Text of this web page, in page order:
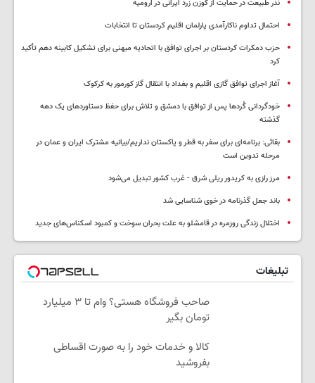
نذر طبیعت در حمایت از گوزن زرد ایرانی در ارومیه
احتمال تداوم ناکارآمدی پارلمان اقلیم کردستان تا انتخابات
حزب دمکرات کردستان بر اجرای توافق با اتحادیه میهنی برای تشکیل کابینه دهم تأکید
کرد
آغاز اجرای توافق گازی اقلیم و بغداد با انتقال گاز کورمور به کرکوک
خودگردانی کُردها پس از توافق با دمشق و تلاش برای حفظ دستاوردهای یک دهه
گذشته
بقائی: برنامه‌ای برای سفر به قطر و پاکستان نداریم/بیانیه مشترک ایران و عمان در
مرحله تدوین است
مرز رازی به کریدور ریلی شرق - غرب کشور تبدیل می‌شود
باند جعل گذرنامه در خوی شناسایی شد
اختلال زندگی روزمره در قامشلو به علت بحران سوخت و کمبود اسکناس‌های جدید
تبلیغات
صاحب فروشگاه هستی؟ وام تا ۳ میلیارد
تومان بگیر
کالا و خدمات خود را به صورت اقساطی
بفروشید